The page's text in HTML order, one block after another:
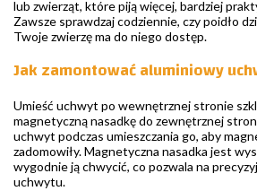
lub zwierząt, które piją więcej, bardziej
Zawsze sprawdzaj codziennie, czy poidło
Twoje zwierzę ma do niego dostęp.
Jak zamontować aluminiowy
Umieść uchwyt po wewnętrznej stronie
magnetyczną nasadkę do zewnętrznej
uchwyt podczas umieszczania go, aby
zadomowiły. Magnetyczna nasadka jest
wygodnie ją chwycić, co pozwala na
uchwytu.